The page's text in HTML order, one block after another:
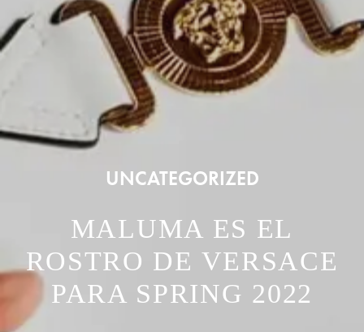
UNCATEGORIZED
MALUMA ES EL
ROSTRO DE VERSACE
PARA SPRING 2022